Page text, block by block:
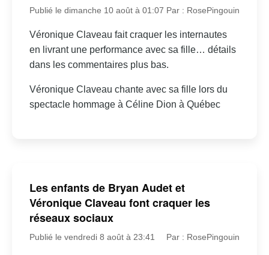
Publié le dimanche 10 août à 01:07 Par : RosePingouin
Véronique Claveau fait craquer les internautes
en livrant une performance avec sa fille… détails
dans les commentaires plus bas.
Véronique Claveau chante avec sa fille lors du
spectacle hommage à Céline Dion à Québec
Les enfants de Bryan Audet et
Véronique Claveau font craquer les
réseaux sociaux
Publié le vendredi 8 août à 23:41 Par : RosePingouin